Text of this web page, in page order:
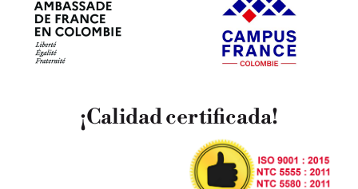
¡Calidad certificada!